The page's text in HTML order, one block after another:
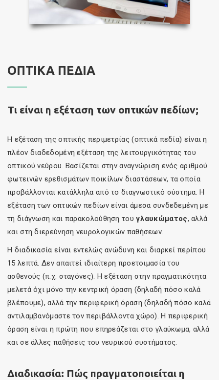
ΟΠΤΙΚΑ ΠΕΔΙΑ
Τι είναι η εξέταση των οπτικών πεδίων;
Η εξέταση της οπτικής περιμετρίας (οπτικά πεδία) είναι η
πλέον διαδεδομένη εξέταση της λειτουργικότητας του
οπτικού νεύρου. Βασίζεται στην αναγνώριση ενός αριθμού
φωτεινών ερεθισμάτων ποικίλων διαστάσεων, τα οποία
προβάλλονται κατάλληλα από το διαγνωστικό σύστημα. Η
εξέταση των οπτικών πεδίων είναι άμεσα συνδεδεμένη με
τη διάγνωση και παρακολούθηση τουγλαυκώματος, αλλά
και στη διερεύνηση νευρολογικών παθήσεων.
Η διαδικασία είναι εντελώς ανώδυνη και διαρκεί περίπου
15 λεπτά. Δεν απαιτεί ιδιαίτερη προετοιμασία του
ασθενούς (π.χ. σταγόνες). Η εξέταση στην πραγματικότητα
μελετά όχι μόνο την κεντρική όραση (δηλαδή πόσο καλά
βλέπουμε), αλλά την περιφερική όραση (δηλαδή πόσο καλά
αντιλαμβανόμαστε τον περιβάλλοντα χώρο). Η περιφερική
όραση είναι η πρώτη που επηρεάζεται στο γλαύκωμα, αλλά
και σε άλλες παθήσεις του νευρικού συστήματος.
Διαδικασία: Πώς πραγματοποιείται η